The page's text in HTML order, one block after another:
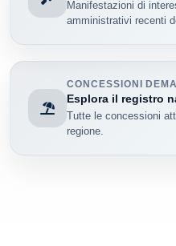
Manifestazioni di
amministrativi recenti
CONCESSIONI
Esplora il registro
Tutte le concessioni
regione.